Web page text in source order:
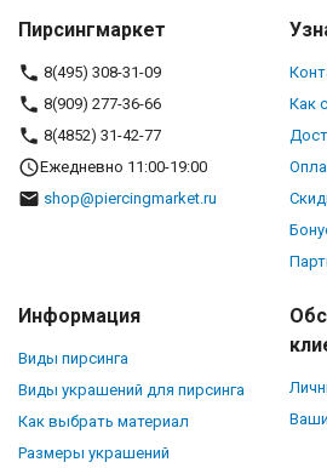
Пирсингмаркет
8(495) 308-31-09
8(909) 277-36-66
8(4852) 31-42-77
Ежедневно 11:00-19:00
shop@piercingmarket.ru
Как
Информация
Виды пирсинга
Виды украшений для пирсинга
Как выбрать материал
Размеры украшений